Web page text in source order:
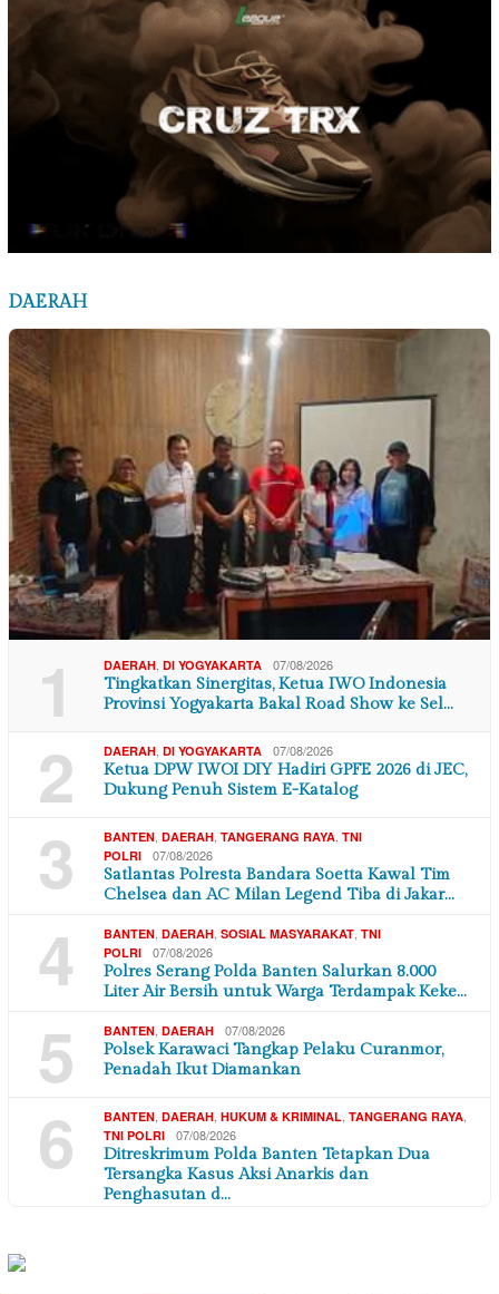
DAERAH
1 DAERAH DI YOGYAKARTA 07/08/2026
Tingkatkan Sinergitas, Ketua IWO Indonesia
Provinsi Yogyakarta Bakal Road Show ke Sel…
2 DAERAH DI YOGYAKARTA 07/08/2026
Ketua DPW IWOI DIY Hadiri GPFE 2026 di JEC,
Dukung Penuh Sistem E-Katalog
3 BANTEN DAERAH TANGERANG RAYA TNI
POLRI
07/08/2026
Satlantas Polresta Bandara Soetta Kawal Tim
Chelsea dan AC Milan Legend Tiba di Jakar…
4 BANTEN DAERAH SOSIAL MASYARAKAT TNI
POLRI
07/08/2026
Polres Serang Polda Banten Salurkan 8.000
Liter Air Bersih untuk Warga Terdampak Keke…
5 BANTEN DAERAH 07/08/2026
Polsek Karawaci Tangkap Pelaku Curanmor,
Penadah Ikut Diamankan
6 BANTEN DAERAH HUKUM & KRIMINAL TANGERANG RAYA
TNI POLRI 07/08/2026
Ditreskrimum Polda Banten Tetapkan Dua
Tersangka Kasus Aksi Anarkis dan
Penghasutan d…